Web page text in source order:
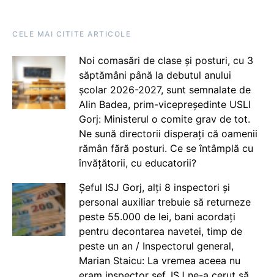
CELE MAI CITITE ARTICOLE
Noi comasări de clase și posturi, cu 3
săptămâni până la debutul anului
școlar 2026-2027, sunt semnalate de
Alin Badea, prim-vicepreședinte USLI
Gorj: Ministerul o comite grav de tot.
Ne sună directorii disperați că oamenii
rămân fără posturi. Ce se întâmplă cu
învățătorii, cu educatorii?
Șeful ISJ Gorj, alți 8 inspectori și
personal auxiliar trebuie să returneze
peste 55.000 de lei, bani acordați
pentru decontarea navetei, timp de
peste un an / Inspectorul general,
Marian Staicu: La vremea aceea nu